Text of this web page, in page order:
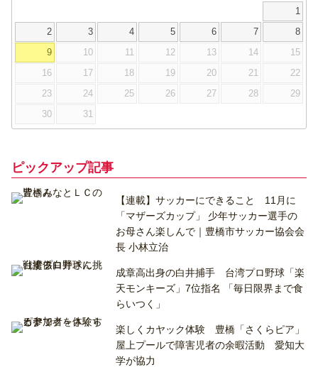
1
2 3 4 5 6 7 8
9 10 11 12 13 14 15
16 17 18 19 20 21 22
23 24 25 26 27 28 29
30 31
ピックアップ記事
【連載】サッカーにできること 11月に
「マザーズカップ」 少年サッカー選手の
お母さん楽しんで｜豊橋市サッカー協会会
長 小林立治
成章高出身の白井捕手 台湾プロ野球「楽
天モンキーズ」7位指名 「毎日限界まで食
らいつく」
楽しくカヤック体験 豊橋「さくらピア」
屋上プールで障害児者の余暇活動 愛知大
学が協力